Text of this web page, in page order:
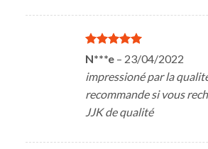
Note5
sur
5
N***e – 23/04/2022
impressioné par la
recommande si vous
JJK de qualité